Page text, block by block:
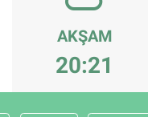
AKŞAM
20:21